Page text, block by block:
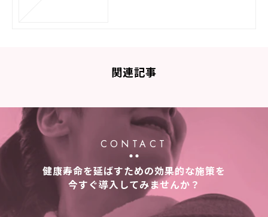
関連記事
CONTACT
健康寿命を延ばすための効果的な施策を
今すぐ導入してみませんか？